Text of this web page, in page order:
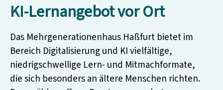
KI-Lernangebot vor Ort
Das Mehrgenerationenhaus Haßfurt bietet im
Bereich Digitalisierung und KI vielfältige,
niedrigschwellige Lern- und Mitmachformate,
die sich besonders an ältere Menschen richten.